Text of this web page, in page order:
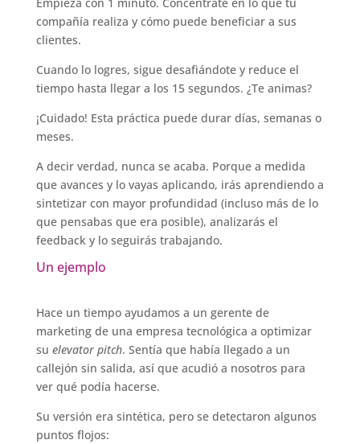
compañía realiza y cómo puede beneficiar a sus
clientes.
Cuando lo logres, sigue desafiándote y reduce el
tiempo hasta llegar a los 15 segundos. ¿Te animas?
¡Cuidado! Esta práctica puede durar días, semanas o
meses.
A decir verdad, nunca se acaba. Porque a medida
que avances y lo vayas aplicando, irás aprendiendo a
sintetizar con mayor profundidad (incluso más de lo
que pensabas que era posible), analizarás el
feedback y lo seguirás trabajando.
Un ejemplo
Hace un tiempo ayudamos a un gerente de
marketing de una empresa tecnológica a optimizar
su elevator pitch. Sentía que había llegado a un
callejón sin salida, así que acudió a nosotros para
ver qué podía hacerse.
Su versión era sintética, pero se detectaron algunos
puntos flojos: